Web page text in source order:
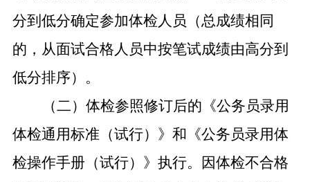
分到低分确定参加体检人员（总成绩相同
的，从面试合格人员中按笔试成绩由高分到
低分排序）。
（二）体检参照修订后的《公务员录用
体检通用标准（试行）》和《公务员录用体
检操作手册（试行）》执行。因体检不合格